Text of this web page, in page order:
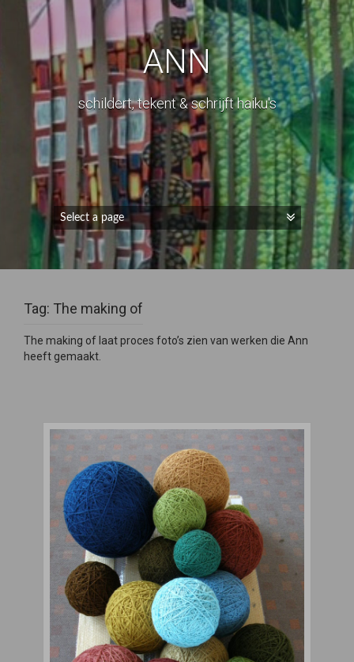
ANN
schildert, tekent & schrijft haiku's
Tag: The making of
The making of laat proces foto’s zien van werken die Ann
heeft gemaakt.